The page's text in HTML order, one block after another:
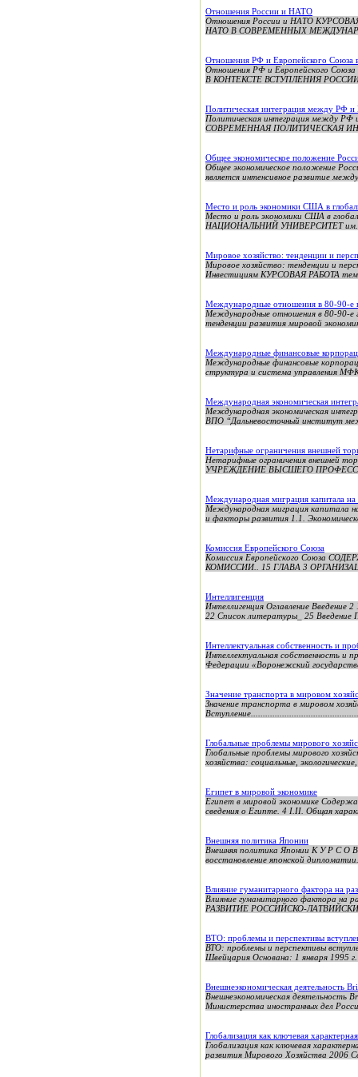
Отношения России и НАТО
Отношения России и НАТО
НАТО В СОВРЕМЕННЫХ
Отношения РФ и Европейского Союза
Отношения РФ и Европейского
В КОНТЕКСТЕ ВСТУПЛЕНИЯ РОССИИ
Политическая интеграция между РФ
Политическая интеграция
СОВРЕМЕННАЯ ПОЛИТИЧЕСКАЯ
Общее экономическое положение
Общее экономическое положение
является интенсивное развитие
Место и роль экономики США в
Место и роль экономики США в
НАЦИОНАЛЬНИЙ УНИВЕРСИТЕТ
Мировое хозяйство: тенденции и
Мировое хозяйство: тенденции и
Инвестициям КУРСОВАЯ РАБОТА
Международные отношения в 80-90-е
Международные отношения в 80-90-е
тенденции развития мировой
Международные финансовые
Международные финансовые
структура и система управления
Международная экономическая
Международная экономическая
ВПО “Дальневосточный институт
Нетарифные ограничения внешней
Нетарифные ограничения
УЧРЕЖДЕНИЕ ВЫСШЕГО
Международная миграция капитала на
Международная миграция капитала
и факторы развития 1.1.
Комиссия Европейского Союза
Комиссия Европейского Союза
КОМИССИИ.. 15 ГЛАВА 3
Интеллигенция
Интеллигенция Оглавление
22 Список литературы_ 25 Введение
Интеллектуальная собственность и
Интеллектуальная собственность и
Федерации «Воронежский
Значение транспорта в мировом
Значение транспорта в мировом
Глобальные проблемы мирового
Глобальные проблемы мирового
хозяйства: социальные,
Египет в мировой экономике
Египет в мировой экономике
сведения о Египте. 4 I.II. Общая
Внешняя политика Японии
Внешняя политика Японии К У Р С
восстановление японской
Влияние гуманитарного фактора на
Влияние гуманитарного фактора
РАЗВИТИЕ РОССИЙСКО-
ВТО: проблемы и перспективы
ВТО: проблемы и перспективы
Швейцария Основана: 1 января 1995
Внешнеэкономическая деятельность
Внешнеэкономическая
Министерства иностранных дел
Глобализация как ключевая
Глобализация как ключевая
развития Мирового Хозяйства 2006